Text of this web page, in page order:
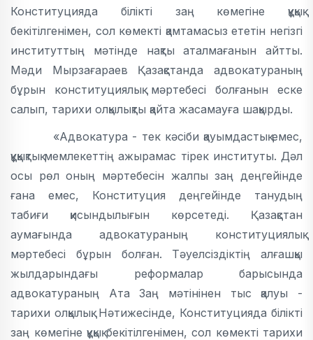
Конституцияда білікті заң көмегіне құқық
бекітілгенімен, сол көмекті қамтамасыз ететін негізгі
институттың мәтінде нақты аталмағанын айтты.
Мәди Мырзағараев Қазақстанда адвокатураның
бұрын конституциялық мәртебесі болғанын еске
салып, тарихи олқылықты қайта жасамауға шақырды.
«Адвокатура - тек кәсіби қауымдастық емес,
құқықтық мемлекеттің ажырамас тірек институты. Дәл
осы рөл оның мәртебесін жалпы заң деңгейінде
ғана емес, Конституция деңгейінде танудың
табиғи қисындылығын көрсетеді. Қазақстан
аумағында адвокатураның конституциялық
мәртебесі бұрын болған. Тәуелсіздіктің алғашқы
жылдарындағы реформалар барысында
адвокатураның Ата Заң мәтінінен тыс қалуы -
тарихи олқылық. Нәтижесінде, Конституцияда білікті
заң көмегіне құқық бекітілгенімен, сол көмекті тарихи